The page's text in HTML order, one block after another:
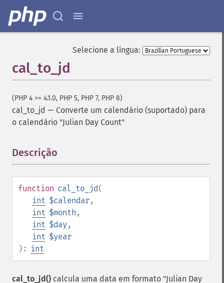
Selecione a língua:
cal_to_jd
(PHP 4 >= 4.1.0, PHP 5, PHP 7, PHP 8)
cal_to_jd — Converte um calendário (suportado) para
o calendário "Julian Day Count"
Descrição
function cal_to_jd(
int $calendar,
int $month ,
int $day,
int $year
):
int
cal_to_jd() calcula uma data em formato "Julian Day